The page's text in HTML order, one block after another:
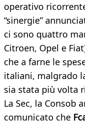
operativo
“sinergie”
ci sono quattro
Citroen, Opel e
che a farne le
italiani, malgrado
sia stata più volta
La Sec, la Consob
comunicato che